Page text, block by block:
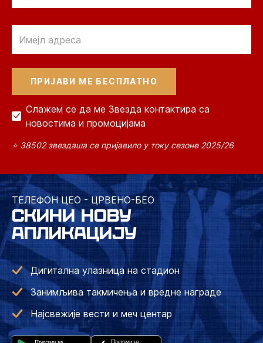
Слажем се да ме Звезда контактира са
новостима и промоцијама
⭐ 38502 звездаша се пријавило у току сезоне 2025/26
ТЕЛЕФОН ЦЕО - ЦРВЕНО-БЕО
СКИНИ НОВУ
АПЛИКАЦИЈУ
Дигитална улазница на стадион
Занимљива такмичења и вредне награде
Најсвежије вести и меч центар